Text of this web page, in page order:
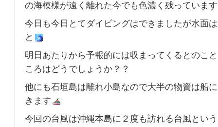
の海模様が遠く離れた今でも色濃く残っていま
今日も今日とてダイビングはできましたが水面
と
明日あたりから予報的には収まってくるとのこ
ころはどうでしょうか？？
他にも石垣島は離れ小島なので大半の物資は船
きます
今回の台風は沖縄本島に２度も訪れる台風とい